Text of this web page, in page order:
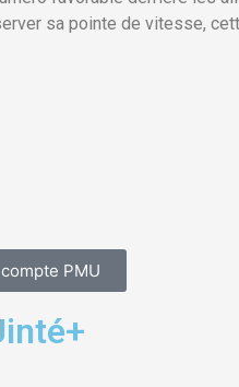
sa pointe de vitesse,
PMU